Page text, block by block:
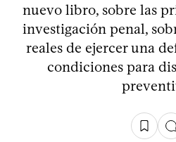
nuevo libro, sobre las
investigación penal,
reales de ejercer una
condiciones para